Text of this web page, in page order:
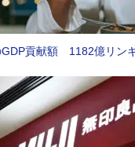
GDP貢献額 1182億リン